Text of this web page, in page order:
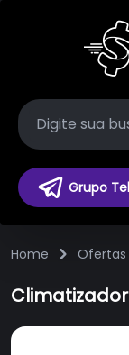
Grupo
Home Ofertas